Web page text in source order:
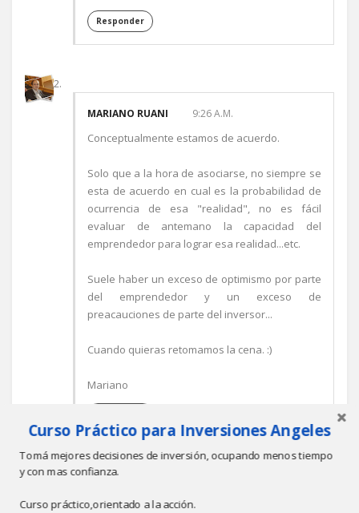
Responder
MARIANO RUANI 9:26 A.M.
Conceptualmente estamos de acuerdo.
Solo que a la hora de asociarse, no siempre se
esta de acuerdo en cual es la probabilidad de
ocurrencia de esa "realidad", no es fácil
evaluar de antemano la capacidad del
emprendedor para lograr esa realidad...etc.
Suele haber un exceso de optimismo por parte
del emprendedor y un exceso de
preacauciones de parte del inversor...
Cuando quieras retomamos la cena. :)
Mariano
ARQ BRAVO MIGUEL ANGEL
Curso Práctico para Inversiones Angeles
Tomá mejores decisiones de inversión, ocupando menos tiempo
y con mas confianza.
Curso práctico,orientado a la acción.